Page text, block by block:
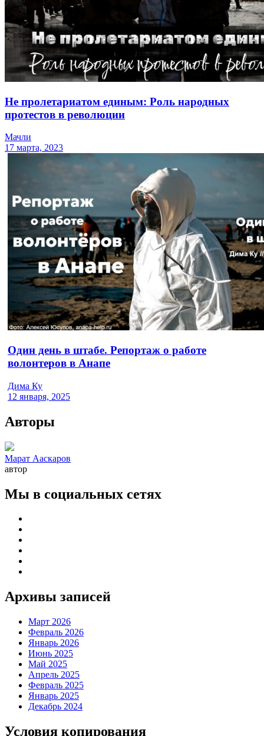
Не пролетариатом единым: Роль народных
протестов в революции
Мачли
17 марта, 2023
Один день в штабе. Репортаж о работе
волонтеров в Анапе
Дима Ку
12 января, 2025
Авторы
Марат Ааскаров
автор
Мы в социальных сетях
Архивы записей
Март 2026
Февраль 2026
Январь 2026
Июнь 2025
Май 2025
Апрель 2025
Февраль 2025
Январь 2025
Декабрь 2024
Условия копирования